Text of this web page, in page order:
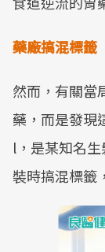
藥廠搞混標
然而，有關當
藥，而是發現
l，是某知名
裝時搞混標籤